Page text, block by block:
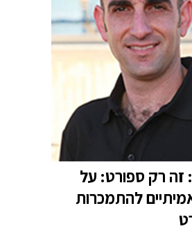
זה רק ספורט: על
להתמכרות